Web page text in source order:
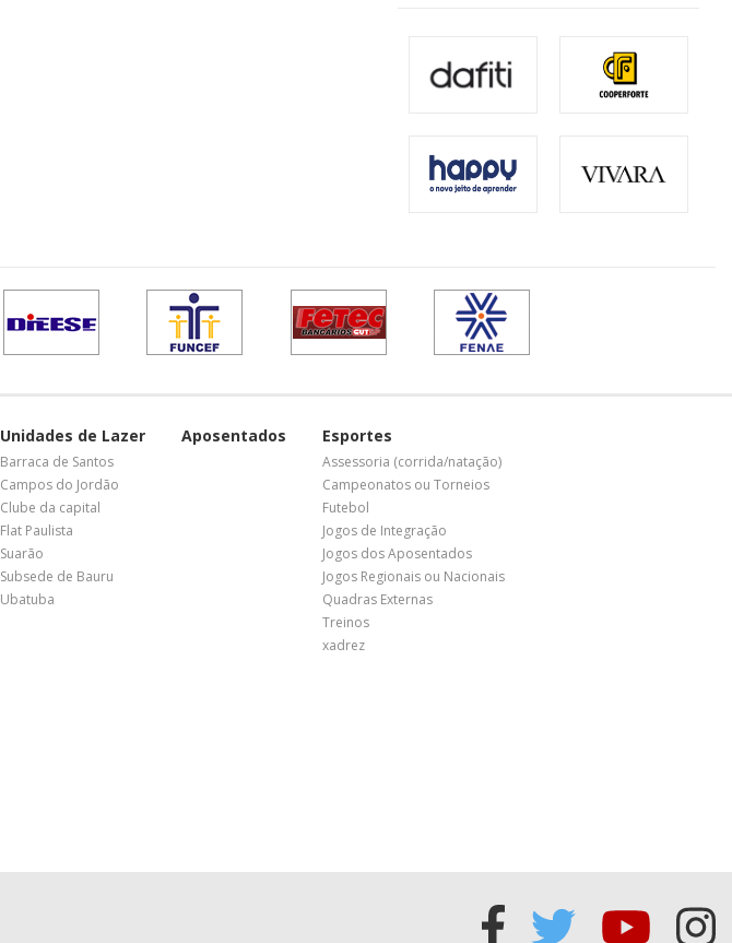
Unidades de Lazer
Barraca de Santos
Campos do Jordão
Clube da capital
Flat Paulista
Suarão
Subsede de Bauru
Ubatuba
Aposentados Esportes
Assessoria (corrida/natação)
Campeonatos ou Torneios
Futebol
Jogos de Integração
Jogos dos Aposentados
Jogos Regionais ou Nacionais
Quadras Externas
Treinos
xadrez
Acessar
Acessar